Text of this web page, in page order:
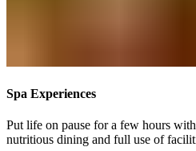
Spa Experiences​​​​‌ ‍ ​‍​‍‌‍ ‌ ​‍‌‍‍‌‌‍‌ ‌‍‍‌‌‍ ‍​‍​‍​ ‍‍​‍​‍‌ ​ ‌‍​‌‌‍ ‍‌‍‍‌‌ ‌​‌ ‍‌​‍ ‍‌‍‍‌‌‍ ​‍​‍​‍ ​​‍​‍‌‍‍​‌ ​‍‌‍‌‌‌‍‌‍​‍​‍​ ‍‍​‍​‍‌‍‍​‌ ‌​‌ ‌​‌ ​​‌ ​ ​ ‍‍​‍ ​‍ ‌‍ ​​‍ ‌‌‍​‌‌‍ ‍‌‍‌​​‍ ‌‌ ​‍​‍ ‌‌‍‍​‌‍ ‌ ‌​‌‍‌‌‌‍ ​‌ ​ ​‍ ‌‌ ​ ‌ ‌​‌ ‌‌‌‍‌​‌‍‍‌‌‍ ​‍ ‍‌ ‌‍‌‍‌‌‌ ​‍‌‍​ ‌‍‌‌‌‍ ​​‍ ‍‌‍​‌‌ ​​‌ ​​​‍ ‌‍‍‌‌‍ ‍‌ ‌​‌‍‌‌‌‍ ‍‌ ‌​​‍ ‌‍‌‌‌‍‌​‌‍‍‌‌ ‌​​‍ ‌‍ ‌‌‍ ‌‍‌​‌‍‌‌​ ‌‌ ​​‌ ​‍‌‍‌‌‌ ​ ‌‍‌‌‌‍ ‍‌ ‌​‌‍​‌‌ ‌​‌‍‍‌‌‍ ‌‍ ‍​ ‍ ‌‍‍‌‌‍‌​​ ‌​ ​‌‌‍‌‍​ ‌‌‌‍​ ​ ​ ​ ‍​‌‍​‌‌‍​‌​‍ ‌​ ‍​​ ‍​​ ‌​​ ‍​​‍ ‌​ ‌​​ ​‍‌‍‌‌‌‍‌‍​‍ ‌​ ‍‌​ ‍​​ ​​‌‍‌‌​‍ ‌​ ‌ ‌‍‌​​ ‌​‌‍‌‌‌‍​ ‌‍‌​​ ‍‌​ ‍​​ ​ ‌‍​ ‌‍​‌‌‍‌‌​ ‍ ‌ ‌​‌ ‍‌‌ ​​‌‍‌‌​ ‌‌‍‍​‌‍ ‌ ‌​‌‍‌‌‌‍ ​‌‌​ ‌‍‍‌‌ ‌​‌‍‌‌‌‌​​‌‍​‌‌‍‌ ‌‍‌‌​ ‍ ‌ ​​‌‍​‌‌ ‌​‌‍‍​​ ‌‌ ​​‌‍​‌‌‍‌ ‌‍‌‌‌​​‍‌ ‌‌‌‍‍‌‌‍ ​‌‍‌​‌‍‌‌‌ ​‍​‍‌‌​ ‌‌‌​​‍‌‌ ‌‍‍ ‌‍‌‌‌ ‍‌​‍‌‌​ ​ ‌​‌​​‍‌‌​ ​ ‌​‌​​‍‌‌​ ​‍​ ​‍​ ‌ ​ ‌‌​ ‍​​ ‌ ​ ‍‌‌‍‌​‌‍​‍‌‍​ ‌‍‌‌‌‍​‍‌‍​ ‌‍‌‍​‍‌‌​ ​‍​ ​‍​‍‌‌​ ‌‌‌​‌​​‍ ‍‌‍​ ‌‍ ‌‍ ‍‌ ‌​‌‍‌‌‌‍ ‍‌ ‌​​‍‌‌​ ‌‌‌​​‍‌‌ ‌‍‍ ‌‍‌‌‌ ‍‌​‍‌‌​ ​ ‌​‌​​‍‌‌​ ​ ‌​‌​​‍‌‌​ ​‍​ ​‍‌‍‌​‌‍‌‌​ ‌‌​ ​​​ ‌ ‌‍‌‌‌‍​‌‌‍​‍​ ‍​​ ‌​‌‍​‌​ ​​​‍‌‌​ ​‍​ ​‍​‍‌‌​ ‌‌‌​‌​​‍ ‍‌ ‌​‌‍‍‌‌ ‌​‌‍ ​‌‍‌‌​ ‌‍​‍‌‍​‌‌ ​ ‌‍‌‌‌‌‌‌‌ ​‍‌‍ ​​ ‌‌‍‍​‌ ‌​‌ ‌​‌ ​​‌ ​ ​‍‌‌​ ​ ‌​​‌​‍‌‌​ ​‍‌​‌‍​‍‌‌​ ​‍‌​‌‍‌‍ ​​‍ ‌‌‍​‌‌‍ ‍‌‍‌​​‍ ‌‌ ​‍​‍ ‌‌‍‍​‌‍ ‌ ‌​‌‍‌‌‌‍ ​‌ ​ ​‍ ‌‌ ​ ‌ ‌​‌ ‌‌‌‍‌​‌‍‍‌‌‍ ​‍ ‍‌ ‌‍‌‍‌‌‌ ​‍‌‍​ ‌‍‌‌‌‍ ​​‍ ‍‌‍​‌‌ ​​‌ ​​​‍‌‍‌‍‍‌‌‍‌​​ ‌​ ​‌‌‍‌‍​ ‌‌‌‍​ ​ ​ ​ ‍​‌‍​‌‌‍​‌​‍ ‌​ ‍​​ ‍​​ ‌​​ ‍​​‍ ‌​ ‌​​ ​‍‌‍‌‌‌‍‌‍​‍ ‌​ ‍‌​ ‍​​ ​​‌‍‌‌​‍ ‌​ ‌ ‌‍‌​​ ‌​‌‍‌‌‌‍​ ‌‍‌​​ ‍‌​ ‍​​ ​ ‌‍​ ‌‍​‌‌‍‌‌​‍‌‍‌ ‌​‌ ‍‌‌ ​​‌‍‌‌​ ‌‌‍‍​‌‍ ‌ ‌​‌‍‌‌‌‍ ​‌‌​ ‌‍‍‌‌ ‌​‌‍‌‌‌‌​​‌‍​‌‌‍‌ ‌‍‌‌​‍‌‍‌ ​​‌‍​‌‌ ‌​‌‍‍​​ ‌‌ ​​‌‍​‌‌‍‌ ‌‍‌‌‌​​‍‌ ‌‌‌‍‍‌‌‍ ​‌‍‌​‌‍‌‌‌ ​‍​‍‌‌​ ‌‌‌​​‍‌‌ ‌‍‍ ‌‍‌‌‌ ‍‌​‍‌‌​ ​ ‌​‌​​‍‌‌​ ​ ‌​‌​​‍‌‌​ ​‍​ ​‍​ ‌ ​ ‌‌​ ‍​​ ‌ ​ ‍‌‌‍‌​‌‍​‍‌‍​ ‌‍‌‌‌‍​‍‌‍​ ‌‍‌‍​‍‌‌​ ​‍​ ​‍​‍‌‌​ ‌‌‌​‌​​‍ ‍‌‍​ ‌‍ ‌‍ ‍‌ ‌​‌‍‌‌‌‍ ‍‌ ‌​​‍‌‌​ ‌‌‌​​‍‌‌ ‌‍‍ ‌‍‌‌‌ ‍‌​‍‌‌​ ​ ‌​‌​​‍‌‌​ ​ ‌​‌​​‍‌‌​ ​‍​ ​‍‌‍‌​‌‍‌‌​ ‌‌​ ​​​ ‌ ‌‍‌‌‌‍​‌‌‍​‍​ ‍​​ ‌​‌‍​‌​ ​​​‍‌‌​ ​‍​ ​‍​‍‌‌​ ‌‌‌​‌​​‍ ‍‌ ‌​‌‍‍‌‌ ‌​‌‍ ​‌‍‌‌​‍‌‍‌ ​​‌‍‌‌‌ ​‍‌ ​ ‌ ​​‌‍‌‌‌‍​ ‌ ‌​‌‍‍‌‌ ‌‍‌‍‌‌​ ‌‌ ​​‌ ‌‌‌‍​‍‌‍ ​‌‍‍‌‌ ​ ‌‍‍​‌‍‌‌‌‍‌​​‍​‍‌ ‌
Put life on pause for a few hours
nutritious dining and full use of facilities.